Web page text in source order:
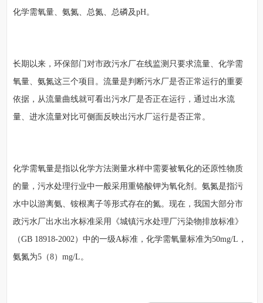
化学需氧量、氨氮、总氮、总磷及pH。
长期以来，环保部门对市政污水厂在线监测只要求流量、化学需
氧量、氨氮这三个项目。流量是判断污水厂是否正常运行的重要
依据，从流量曲线就可看出污水厂是否正在运行，通过出水流
量、进水流量对比可侧面反映出污水厂运行是否正常。
化学需氧量是指以化学方法测量水样中需要被氧化的还原性物质
的量，污水处理行业中一般采用重铬酸钾为氧化剂。氨氮是指污
水中以游离氨、铵根离子等形式存在的氮。现在，我国大部分市
政污水厂出水出水标准采用《城镇污水处理厂污染物排放标准》
（GB 18918-2002）中的一级A标准，化学需氧量标准为50mg/L，
氨氮为5（8）mg/L。